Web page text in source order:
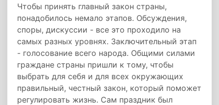
Чтобы принять главный закон страны,
понадобилось немало этапов. Обсуждения,
споры, дискуссии - все это проходило на
самых разных уровнях. Заключительный этап
- голосование всего народа. Общими силами
граждане страны пришли к тому, чтобы
выбрать для себя и для всех окружающих
правильный, честный закон, который поможет
регулировать жизнь. Сам праздник был